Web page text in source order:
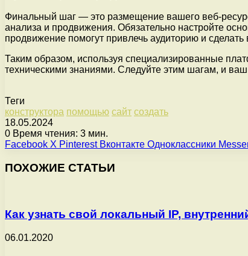
Финальный шаг — это размещение вашего веб-
анализа и продвижения. Обязательно настройте
продвижение помогут привлечь аудиторию и
Таким образом, используя специализированные
техническими знаниями. Следуйте этим шагам, и
Теги
конструктора помощью сайт создать
18.05.2024
0 Время чтения: 3 мин.
Facebook X Pinterest Вконтакте Одноклассники
ПОХОЖИЕ СТАТЬИ
Как узнать свой локальный IP,
06.01.2020